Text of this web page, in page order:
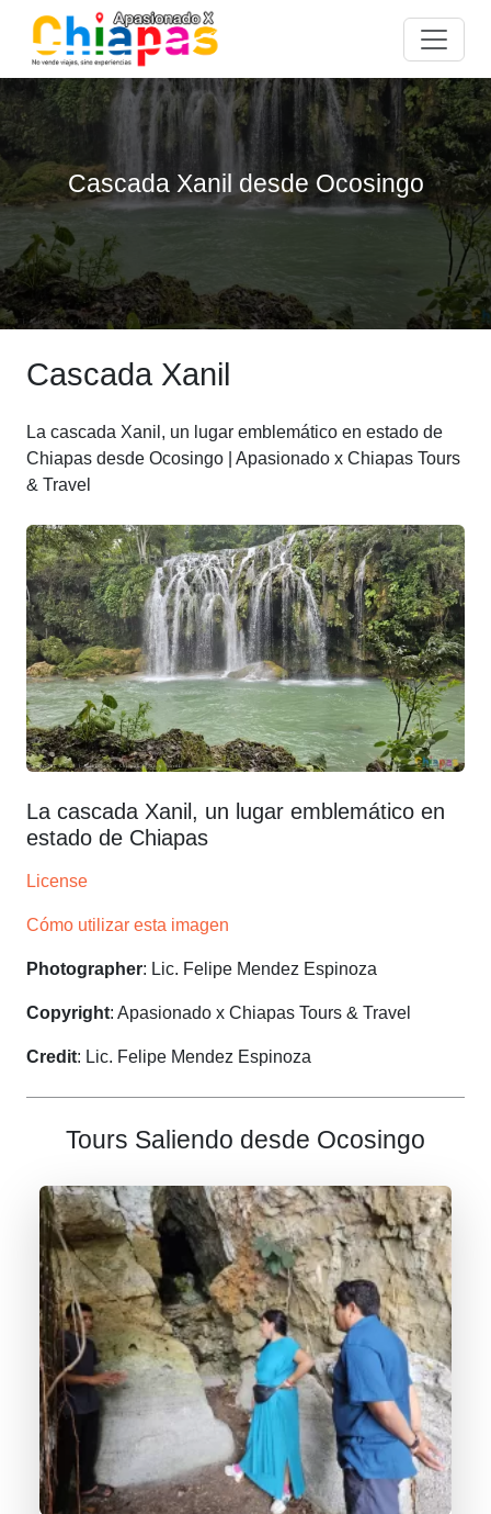
Cascada Xanil desde Ocosingo
Cascada Xanil
La cascada Xanil, un lugar emblemático en estado de
Chiapas desde Ocosingo | Apasionado x Chiapas Tours
& Travel
La cascada Xanil, un lugar emblemático en
estado de Chiapas
License
Cómo utilizar esta imagen
Photographer: Lic. Felipe Mendez Espinoza
Copyright: Apasionado x Chiapas Tours & Travel
Credit: Lic. Felipe Mendez Espinoza
Tours Saliendo desde Ocosingo